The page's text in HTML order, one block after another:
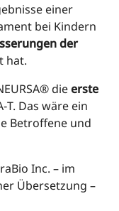
einer
bei Kindern
der
hat.
dieerste
Das wäre ein
Betroffene und
Inc. – im
Übersetzung –